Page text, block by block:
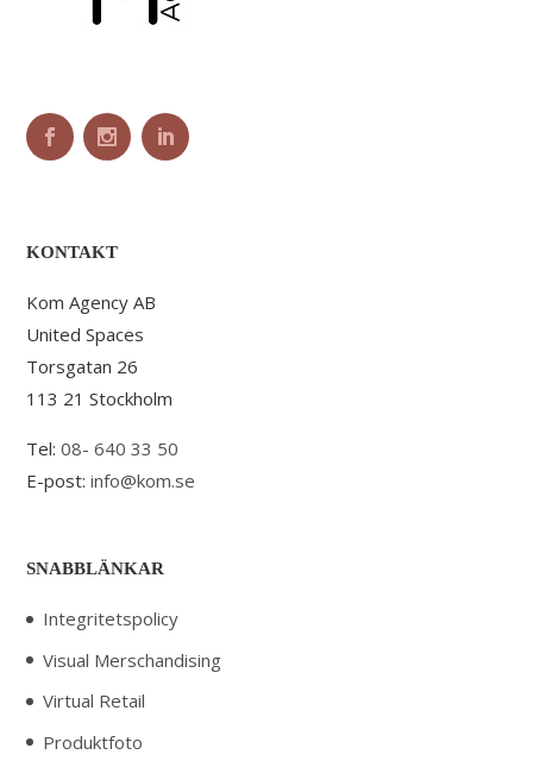
KONTAKT
Kom Agency AB
United Spaces
Torsgatan 26
113 21 Stockholm
Tel:08- 640 33 50
E-post:info@kom.se
SNABBLÄNKAR
Integritetspolicy
Visual Merschandising
Virtual Retail
Produktfoto